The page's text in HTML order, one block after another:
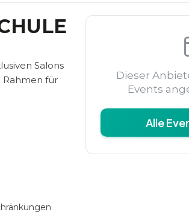
Salons
Rahmen für
Dieser
Events
Alle